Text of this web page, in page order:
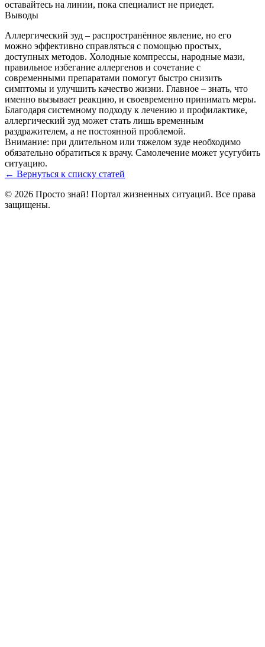
оставайтесь на линии, пока специалист не приедет.
Выводы
Аллергический зуд – распространённое явление, но его
можно эффективно справляться с помощью простых,
доступных методов. Холодные компрессы, народные мази,
правильное избегание аллергенов и сочетание с
современными препаратами помогут быстро снизить
симптомы и улучшить качество жизни. Главное – знать, что
именно вызывает реакцию, и своевременно принимать меры.
Благодаря системному подходу к лечению и профилактике,
аллергический зуд может стать лишь временным
раздражителем, а не постоянной проблемой.
Внимание: при длительном или тяжелом зуде необходимо
обязательно обратиться к врачу. Самолечение может усугубить
ситуацию.
← Вернуться к списку статей
© 2026 Просто знай! Портал жизненных ситуаций. Все права
защищены.